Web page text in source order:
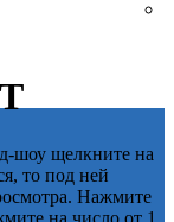
шоу щелкните на
то под ней
Нажмите